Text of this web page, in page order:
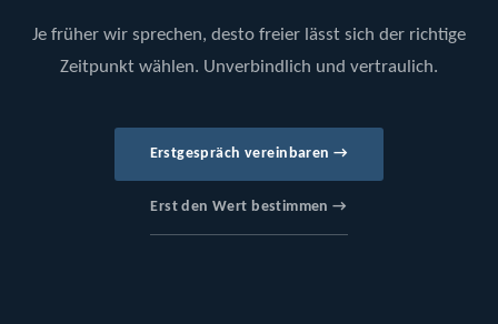
Je früher wir sprechen, desto freier lässt sich der richtige
Zeitpunkt wählen. Unverbindlich und vertraulich.
Erstgespräch vereinbaren →
Erst den Wert bestimmen →